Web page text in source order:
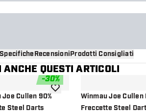
SpecificheRecensioniProdotti Consigliati
QUESTI ARTICOLI
desideri
-30%
Joe Cullen 90%
Steel Darts
aggiungi alla lista dei desideri
Winmau Joe Cullen
Freccette Steel